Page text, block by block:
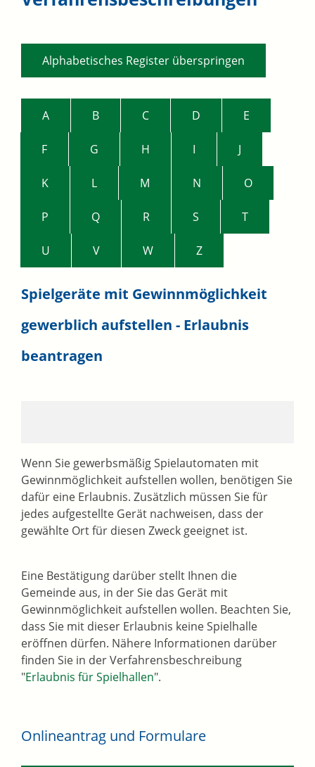
Alphabetisches Register überspringen
A B C D E
F G H I J
K L M N O
P Q R S T
U V W Z
Spielgeräte mit Gewinnmöglichkeit
gewerblich aufstellen - Erlaubnis
beantragen
Wenn Sie gewerbsmäßig Spielautomaten mit
Gewinnmöglichkeit aufstellen wollen, benötigen Sie
dafür eine Erlaubnis. Zusätzlich müssen Sie für
jedes aufgestellte Gerät nachweisen, dass der
gewählte Ort für diesen Zweck geeignet ist.
Eine Bestätigung darüber stellt Ihnen die
Gemeinde aus, in der Sie das Gerät mit
Gewinnmöglichkeit aufstellen wollen. Beachten Sie,
dass Sie mit dieser Erlaubnis keine Spielhalle
eröffnen dürfen. Nähere Informationen darüber
finden Sie in der Verfahrensbeschreibung
"Erlaubnis für Spielhallen".
Onlineantrag und Formulare